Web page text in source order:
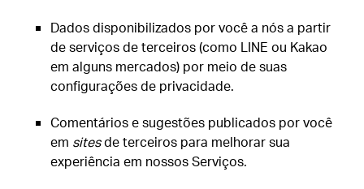
Dados disponibilizados por você a nós a partir
de serviços de terceiros (como LINE ou Kakao
em alguns mercados) por meio de suas
configurações de privacidade.
Comentários e sugestões publicados por você
em sitesde terceiros para melhorar sua
experiência em nossos Serviços.